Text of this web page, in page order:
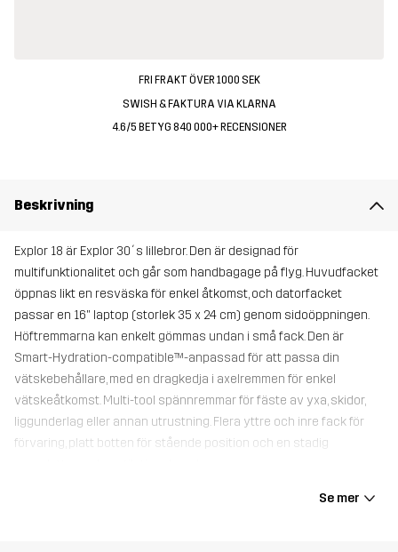
FRI FRAKT ÖVER 1000 SEK
SWISH & FAKTURA VIA KLARNA
4.6/5 BETYG 840 000+ RECENSIONER
Beskrivning
Explor 18 är Explor 30´s lillebror. Den är designad för
multifunktionalitet och går som handbagage på flyg. Huvudfacket
öppnas likt en resväska för enkel åtkomst, och datorfacket
passar en 16" laptop (storlek 35 x 24 cm) genom sidoöppningen.
Höftremmarna kan enkelt gömmas undan i små fack. Den är
Smart-Hydration-compatible™-anpassad för att passa din
vätskebehållare, med en dragkedja i axelremmen för enkel
vätskeåtkomst. Multi-tool spännremmar för fäste av yxa, skidor,
liggunderlag eller annan utrustning. Flera yttre och inre fack för
förvaring, platt botten för stående position och en stadig
Se mer